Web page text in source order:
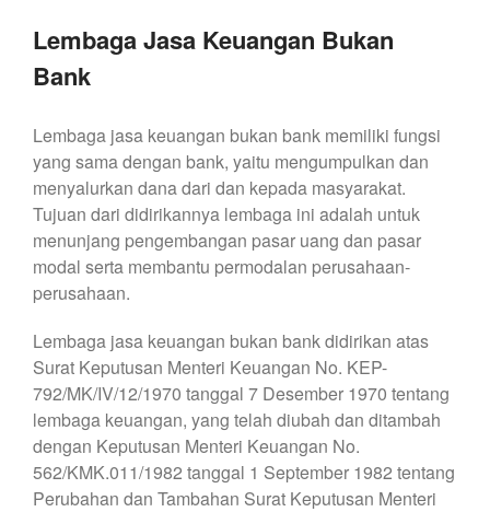
Lembaga Jasa Keuangan Bukan
Bank
Lembaga jasa keuangan bukan bank memiliki fungsi
yang sama dengan bank, yaitu mengumpulkan dan
menyalurkan dana dari dan kepada masyarakat.
Tujuan dari didirikannya lembaga ini adalah untuk
menunjang pengembangan pasar uang dan pasar
modal serta membantu permodalan perusahaan-
perusahaan.
Lembaga jasa keuangan bukan bank didirikan atas
Surat Keputusan Menteri Keuangan No. KEP-
792/MK/IV/12/1970 tanggal 7 Desember 1970 tentang
lembaga keuangan, yang telah diubah dan ditambah
dengan Keputusan Menteri Keuangan No.
562/KMK.011/1982 tanggal 1 September 1982 tentang
Perubahan dan Tambahan Surat Keputusan Menteri